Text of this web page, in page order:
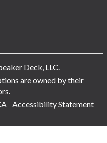
Deck, LLC.
are owned by their
Accessibility Statement